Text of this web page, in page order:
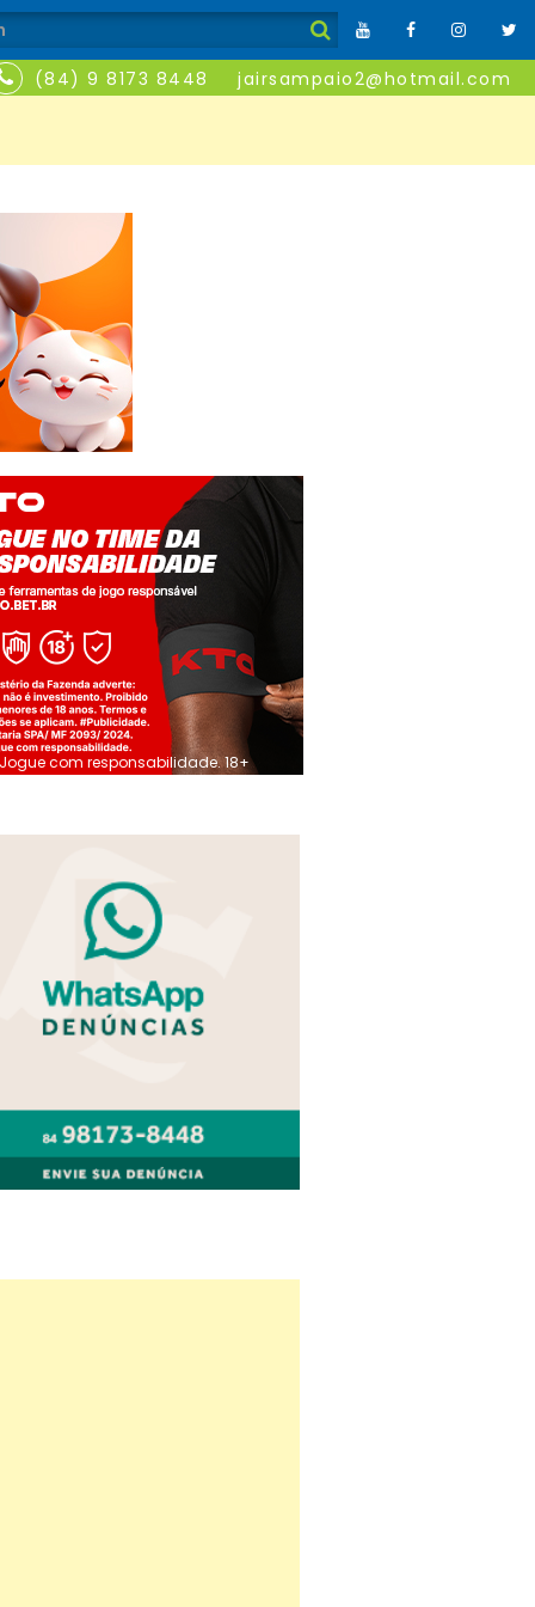
(84) 9 8173 8448 jairsampaio2@hotmail.com
Jogue com responsabilidade. 18+